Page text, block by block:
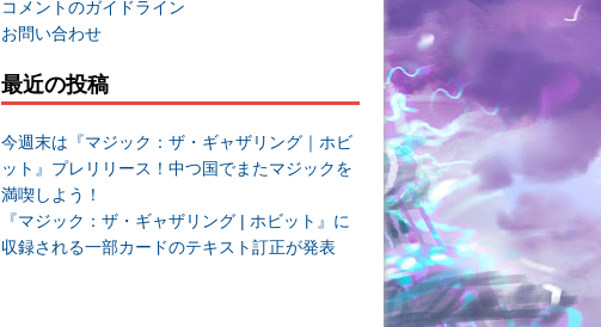
コメントのガイドライン
お問い合わせ
最近の投稿
今週末は『マジック：ザ・ギャザリング｜ホビ
ット』プレリリース！中つ国でまたマジックを
満喫しよう！
『マジック：ザ・ギャザリング | ホビット』に
収録される一部カードのテキスト訂正が発表